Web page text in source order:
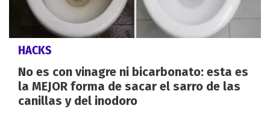
HACKS
No es con vinagre ni bicarbonato: esta es
la MEJOR forma de sacar el sarro de las
canillas y del inodoro